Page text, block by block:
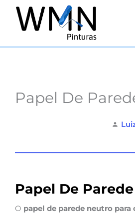
Papel De
Papel De
O papel de parede neutro para